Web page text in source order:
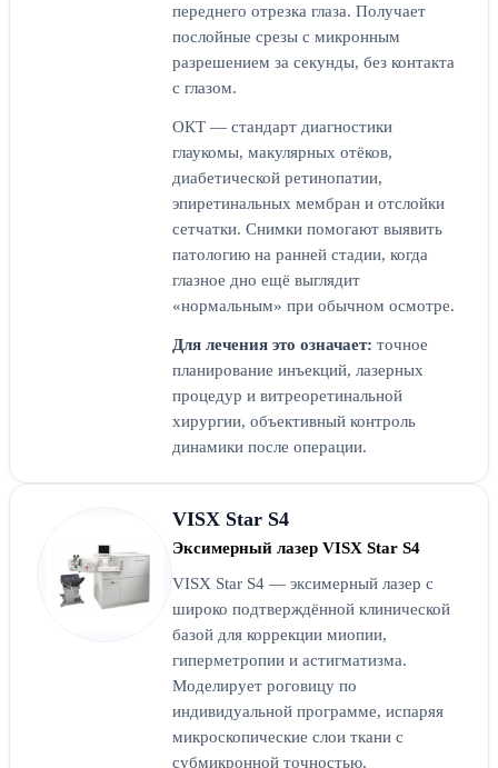
переднего отрезка глаза. Получает
послойные срезы с микронным
разрешением за секунды, без контакта
с глазом.
ОКТ — стандарт диагностики
глаукомы, макулярных отёков,
диабетической ретинопатии,
эпиретинальных мембран и отслойки
сетчатки. Снимки помогают выявить
патологию на ранней стадии, когда
глазное дно ещё выглядит
«нормальным» при обычном осмотре.
Для лечения это означает: точное
планирование инъекций, лазерных
процедур и витреоретинальной
хирургии, объективный контроль
динамики после операции.
VISX Star S4
Эксимерный лазер VISX Star S4
VISX Star S4 — эксимерный лазер с
широко подтверждённой клинической
базой для коррекции миопии,
гиперметропии и астигматизма.
Моделирует роговицу по
индивидуальной программе, испаряя
микроскопические слои ткани с
субмикронной точностью.